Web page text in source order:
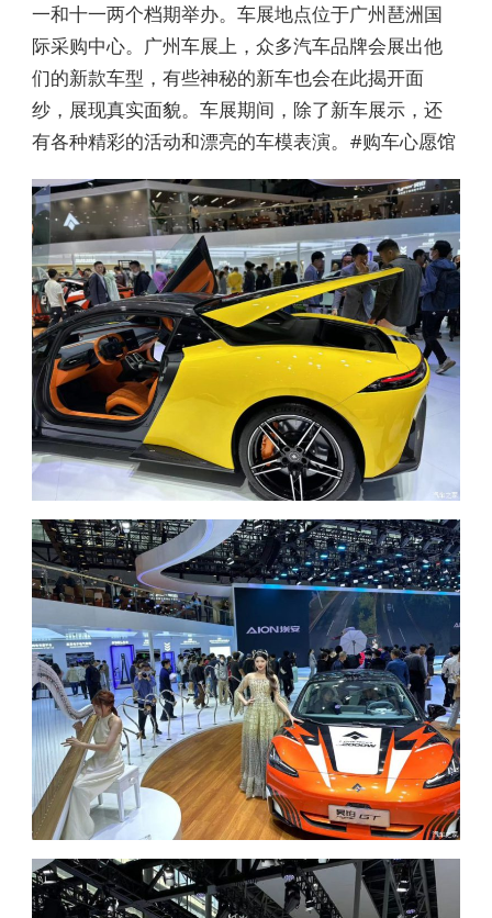
一和十一两个档期举办。车展地点位于广州琶洲国
际采购中心。广州车展上，众多汽车品牌会展出他
们的新款车型，有些神秘的新车也会在此揭开面
纱，展现真实面貌。车展期间，除了新车展示，还
有各种精彩的活动和漂亮的车模表演。#购车心愿馆